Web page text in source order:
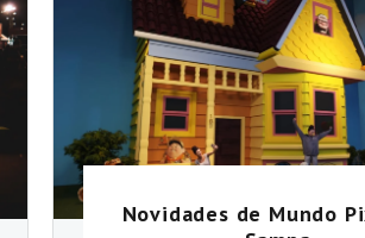
Novidades de Mundo